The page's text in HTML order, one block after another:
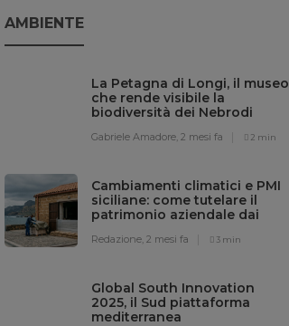
AMBIENTE
La Petagna di Longi, il museo
che rende visibile la
biodiversità dei Nebrodi
Gabriele Amadore, 2 mesi fa 2 min
Cambiamenti climatici e PMI
siciliane: come tutelare il
patrimonio aziendale dai
Redazione, 2 mesi fa 3 min
Global South Innovation
2025, il Sud piattaforma
mediterranea